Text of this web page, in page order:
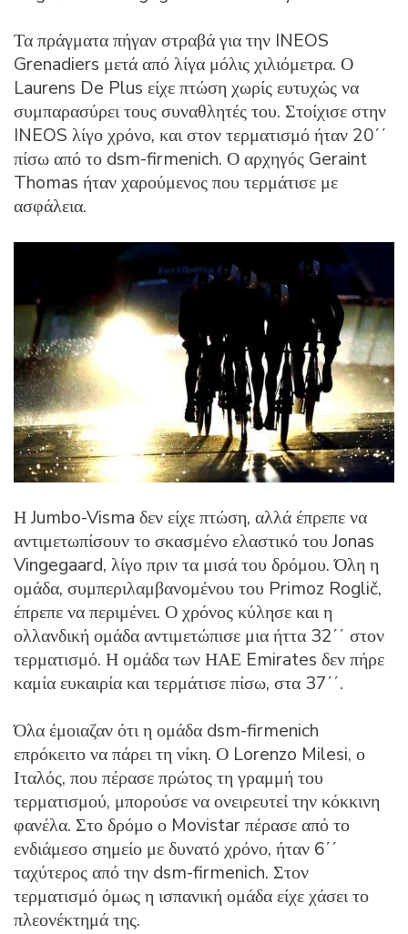
Τα πράγματα πήγαν στραβά για την INEOS
Grenadiers μετά από λίγα μόλις χιλιόμετρα. Ο
Laurens De Plus είχε πτώση χωρίς ευτυχώς να
συμπαρασύρει τους συναθλητές του. Στοίχισε στην
INEOS λίγο χρόνο, και στον τερματισμό ήταν 20΄΄
πίσω από το dsm-firmenich. Ο αρχηγός Geraint
Thomas ήταν χαρούμενος που τερμάτισε με
ασφάλεια.
Η Jumbo-Visma δεν είχε πτώση, αλλά έπρεπε να
αντιμετωπίσουν το σκασμένο ελαστικό του Jonas
Vingegaard, λίγο πριν τα μισά του δρόμου. Όλη η
ομάδα, συμπεριλαμβανομένου του Primoz Roglič,
έπρεπε να περιμένει. Ο χρόνος κύλησε και η
ολλανδική ομάδα αντιμετώπισε μια ήττα 32΄΄ στον
τερματισμό. Η ομάδα των ΗΑΕ Emirates δεν πήρε
καμία ευκαιρία και τερμάτισε πίσω, στα 37΄΄.
Όλα έμοιαζαν ότι η ομάδα dsm-firmenich
επρόκειτο να πάρει τη νίκη. Ο Lorenzo Milesi, ο
Ιταλός, που πέρασε πρώτος τη γραμμή του
τερματισμού, μπορούσε να ονειρευτεί την κόκκινη
φανέλα. Στο δρόμο ο Movistar πέρασε από το
ενδιάμεσο σημείο με δυνατό χρόνο, ήταν 6΄΄
ταχύτερος από την dsm-firmenich. Στον
τερματισμό όμως η ισπανική ομάδα είχε χάσει το
πλεονέκτημά της.